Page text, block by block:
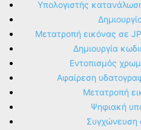
Υπολογιστής
Μετατροπή εικόνας σε
Δημιουργία
Εντοπισμός
Αφαίρεση
Μετατροπή
Ψηφιακή
Συγχώνευση